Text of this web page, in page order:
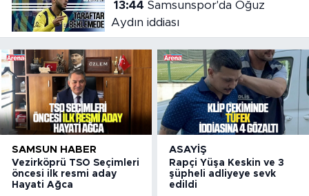
13:44
Aydın iddiası
SAMSUN HABER
Vezirköprü TSO Seçimleri
öncesi ilk resmi aday
Hayati Ağca
ASAYIŞ
Rapçi Yüşa Keskin ve 3
şüpheli adliyeye sevk
edildi